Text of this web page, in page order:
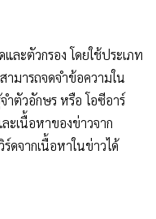
ละตัวกรอง โดยใช้ประเภท
ามารถจดจำข้อความใน
ำตัวอักษร หรือ โอซีอาร์
ะเนื้อหาของข่าวจาก
ดจากเนื้อหาในข่าวได้